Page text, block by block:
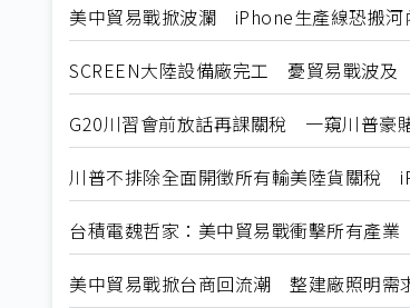
美中貿易戰掀波瀾 iPhone生產線恐搬河
SCREEN大陸設備廠完工 憂貿易戰波及
G20川習會前放話再課關稅 一窺川普豪
川普不排除全面開徵所有輸美陸貨關稅
台積電魏哲家：美中貿易戰衝擊所有產業
美中貿易戰掀台商回流潮 整建廠照明需